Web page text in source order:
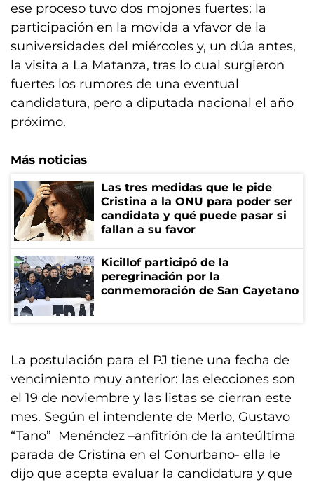
ese proceso tuvo dos mojones fuertes: la
participación en la movida a vfavor de la
suniversidades del miércoles y, un dúa antes,
la visita a La Matanza, tras lo cual surgieron
fuertes los rumores de una eventual
candidatura, pero a diputada nacional el año
próximo.
Más noticias
Las tres medidas que le pide
Cristina a la ONU para poder ser
candidata y qué puede pasar si
fallan a su favor
Kicillof participó de la
peregrinación por la
conmemoración de San Cayetano
La postulación para el PJ tiene una fecha de
vencimiento muy anterior: las elecciones son
el 19 de noviembre y las listas se cierran este
mes. Según el intendente de Merlo, Gustavo
“Tano” Menéndez –anfitrión de la anteúltima
parada de Cristina en el Conurbano- ella le
dijo que acepta evaluar la candidatura y que